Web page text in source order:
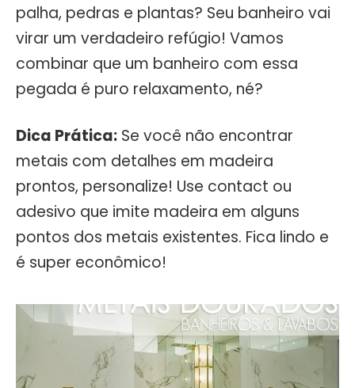
palha, pedras e plantas? Seu banheiro vai
virar um verdadeiro refúgio! Vamos
combinar que um banheiro com essa
pegada é puro relaxamento, né?
Dica Prática: Se você não encontrar
metais com detalhes em madeira
prontos, personalize! Use contact ou
adesivo que imite madeira em alguns
pontos dos metais existentes. Fica lindo e
é super econômico!